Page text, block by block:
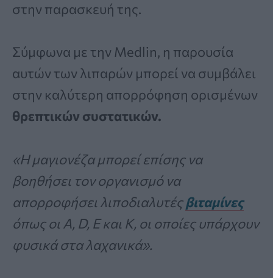
στην παρασκευή της.
Σύμφωνα με την Medlin, η παρουσία
αυτών των λιπαρών μπορεί να συμβάλει
στην καλύτερη απορρόφηση ορισμένων
θρεπτικών συστατικών.
«Η μαγιονέζα μπορεί επίσης να
βοηθήσει τον οργανισμό να
απορροφήσει λιποδιαλυτέςβιταμίνες
όπως οι A, D, E και K, οι οποίες υπάρχουν
φυσικά στα λαχανικά».